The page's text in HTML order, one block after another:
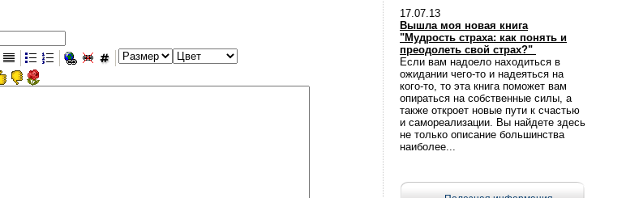
17.07.13
Вышла моя новая книга
"Мудрость страха: как понять и
преодолеть свой страх?"
Если вам надоело находиться в
ожидании чего-то и надеяться на
кого-то, то эта книга поможет вам
опираться на собственные силы, а
также откроет новые пути к счастью
и самореализации. Вы найдете здесь
не только описание большинства
наиболее...